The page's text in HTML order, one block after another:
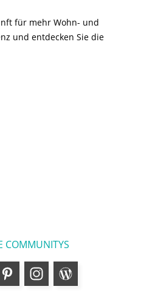
für mehr Wohn- und
und entdecken Sie die
COMMUNITYS